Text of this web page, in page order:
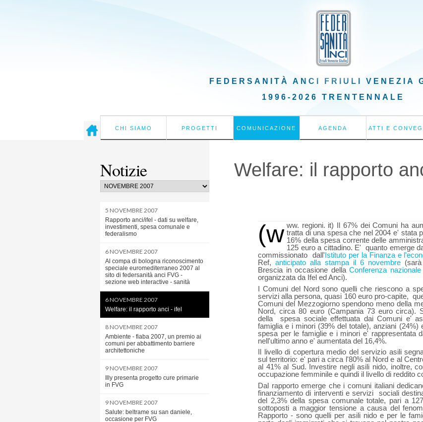
FEDERSANITÀ ANCI FRIULI VENEZIA
1996-2026 TRENTENNALE
CHI SIAMO PROGETTI COMUNICAZIONE AGENDA ATTI E
Notizie
5 NOVEMBRE 2007
Rapporto anci/ifel - dati su welfare,
investimenti, spesa comunale e
federalismo
6 NOVEMBRE 2007
Al compa di bologna riconoscimento
speciale euromediterraneo 2007 al
sito di federsanità anci FVG -
sezione web interactive - sanità
6 NOVEMBRE 2007
Welfare: il rapporto anci - ifel
8 NOVEMBRE 2007
Ambiente - fiaba 2007, un premio ai
comuni per abbattimento barriere
architettoniche
9 NOVEMBRE 2007
Illy presenta progetto cure primarie
in FVG
9 NOVEMBRE 2007
Salute: beltrame su san daniele,
occasione per FVG
Welfare: il rapporto
(www. regioni. it) Il 67% dei Comuni ha
tratta di una spesa che nel 2004 e' stata
16% della spesa corrente delle
125 euro a cittadino. E'
quanto emerge
commissionato dall'Istituto per la Finanza e
Ref, anticipato alla stampa il 6 novembre
Brescia in occasione della Conferenza
organizzata da Ifel ed Anci).
I Comuni del Nord sono quelli che riescono a
servizi alla persona, quasi 160 euro pro-capite,
Comuni del Mezzogiorno spendono meno della
Nord, circa 80 euro (Campania 73 euro circa).
della
spesa sociale effettuata dai Comuni e'
famiglia e i minori (39% del totale), anziani (24%)
spesa per le famiglie e i minori e' rappresentata
nell'ultimo anno e' aumentata del 16,4%.
Il livello di copertura medio del servizio asili
sul territorio: e' pari a circa l'80% al Nord e al
al 41% al Sud. Investire negli asili nido, inoltre,
occupazione femminile e quindi il livello di reddito
Dal rapporto emerge che i comuni italiani
finanziamento di interventi e servizi
sociali
del 2,3% della spesa comunale totale, pari a
sottoposti a maggior tensione a causa del
Rapporto - sono quelli per asili nido e per le